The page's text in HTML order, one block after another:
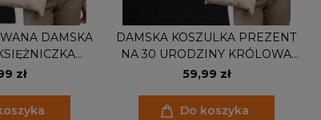
DAMSKA
30 40 50 60 70
zł
DAMSKA KOSZULKA PREZENT
NA 30 URODZINY KRÓLOWA
URODZONA W LUTYM 1994
59,99 zł
Do koszyka